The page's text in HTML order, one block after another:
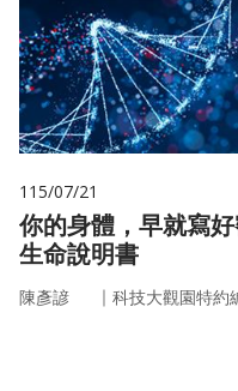
115/07/21
你的身體，早就寫
生命說明書
陳彥諺 ｜ 科技大觀園特約